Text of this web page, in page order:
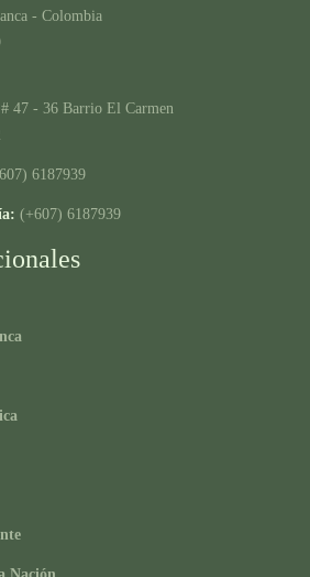
- Colombia
47 - 36 Barrio El Carmen
6187939
(+607) 6187939